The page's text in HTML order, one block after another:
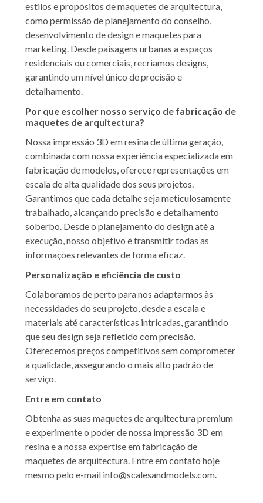
estilos e propósitos de maquetes de arquitectura,
como permissão de planejamento do conselho,
desenvolvimento de design e maquetes para
marketing. Desde paisagens urbanas a espaços
residenciais ou comerciais, recriamos designs,
garantindo um nível único de precisão e
detalhamento.
Por que escolher nosso serviço de fabricação de
maquetes de arquitectura?
Nossa impressão 3D em resina de última geração,
combinada com nossa experiência especializada em
fabricação de modelos, oferece representações em
escala de alta qualidade dos seus projetos.
Garantimos que cada detalhe seja meticulosamente
trabalhado, alcançando precisão e detalhamento
soberbo. Desde o planejamento do design até a
execução, nosso objetivo é transmitir todas as
informações relevantes de forma eficaz.
Personalização e eficiência de custo
Colaboramos de perto para nos adaptarmos às
necessidades do seu projeto, desde a escala e
materiais até características intricadas, garantindo
que seu design seja refletido com precisão.
Oferecemos preços competitivos sem comprometer
a qualidade, assegurando o mais alto padrão de
serviço.
Entre em contato
Obtenha as suas maquetes de arquitectura premium
e experimente o poder de nossa impressão 3D em
resina e a nossa expertise em fabricação de
maquetes de arquitectura. Entre em contato hoje
mesmo pelo e-mail info@scalesandmodels.com.